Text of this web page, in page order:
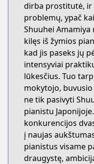
dirba prostitutė, ir
problemų, ypač
Shuuhei Amamiya
kilęs iš žymios
kad jis paseks jų
intensyviai
lūkesčius. Tuo
mokytojo,
ne tik pasivyti
pianistu
konkurencijos
į naujas
pianistus visame
draugystę,